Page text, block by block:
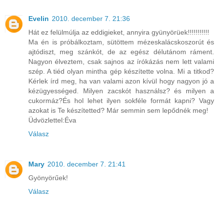
Evelin 2010. december 7. 21:36
Hát ez felülmúlja az eddigieket, annyira gyünyörüek!!!!!!!!!!!
Ma én is próbálkoztam, sütöttem mézeskalácskoszorút és
ajtódiszt, meg szánkót, de az egész délutánom ráment.
Nagyon élveztem, csak sajnos az írókázás nem lett valami
szép. A tiéd olyan mintha gép készítette volna. Mi a titkod?
Kérlek írd meg, ha van valami azon kívül hogy nagyon jó a
kézügyességed. Milyen zacskót használsz? és milyen a
cukormáz?És hol lehet ilyen sokféle formát kapni? Vagy
azokat is Te készítetted? Már semmin sem lepődnék meg!
Üdvözlettel:Éva
Válasz
Mary 2010. december 7. 21:41
Gyönyörűek!
Válasz